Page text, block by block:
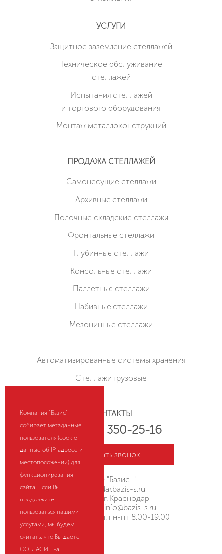
УСЛУГИ
Защитное заземление стеллажей
Техническое обслуживание
стеллажей
Испытания стеллажей
и торгового оборудования
Монтаж металлоконструкций
ПРОДАЖА СТЕЛЛАЖЕЙ
Cамонесущие стеллажи
Архивные стеллажи
Полочные складские стеллажи
Фронтальные стеллажи
Глубинные стеллажи
Консольные стеллажи
Паллетные стеллажи
Набивные стеллажи
Мезонинные стеллажи
Автоматизированные системы хранения
Стеллажи грузовые
КОНТАКТЫ
+7 (800) 350-25-16
Заказать звонок
ООО "Базис+"
krasnodar.bazis-s.ru
Россия, г. Краснодар
info@bazis-s.ru
Режим работы: пн-пт 8.00-19.00
Компания "Базис"
собирает метаданные
пользователя (cookie,
данные об IP-адресе и
местоположении) для
функционирования
сайта. Если Вы
продолжите
пользоваться нашими
услугами, мы будем
считать, что Вы даете
СОГЛАСИЕ на